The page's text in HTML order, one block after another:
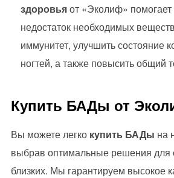
здоровьяот «Эколиф» помогает
недостаток необходимых
иммунитет, улучшить состояние
ногтей, а также повысить общий
Купить БАДы от
Вы можете легко купить БАДы на
выбрав оптимальные решения для
близких. Мы гарантируем высокое